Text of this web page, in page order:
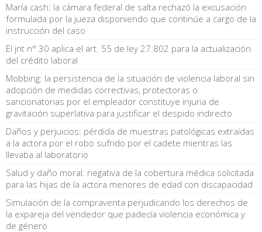
María cash: la cámara federal de salta rechazó la excusación
formulada por la jueza disponiendo que continúe a cargo de la
instrucción del caso
El jnt n° 30 aplica el art. 55 de ley 27.802 para la actualización
del crédito laboral
Mobbing: la persistencia de la situación de violencia laboral sin
adopción de medidas correctivas, protectoras o
sancionatorias por el empleador constituye injuria de
gravitación superlativa para justificar el despido indirecto
Daños y perjuicios: pérdida de muestras patológicas extraídas
a la actora por el robo sufrido por el cadete mientras las
llevaba al laboratorio
Salud y daño moral: negativa de la cobertura médica solicitada
para las hijas de la actora menores de edad con discapacidad
Simulación de la compraventa perjudicando los derechos de
la expareja del vendedor que padecía violencia económica y
de género